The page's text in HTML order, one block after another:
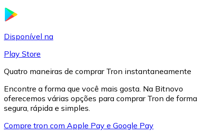
Disponível na
Play Store
Quatro maneiras de comprar Tron instantaneamente
Encontre a forma que você mais gosta. Na Bitnovo
oferecemos várias opções para comprar Tron de forma
segura, rápida e simples.
Compre tron com Apple Pay e Google Pay